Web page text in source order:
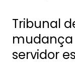
Tribunal
mudança
servidor